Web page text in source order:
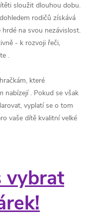
sloužit dlouhou dobu.
rodičů získává
hrdé na svou nezávislost.
- k rozvoji řeči,
.
které
nabízejí . Pokud se však
vyplatí se o tom
vaše dítě kvalitní velké
vybrat